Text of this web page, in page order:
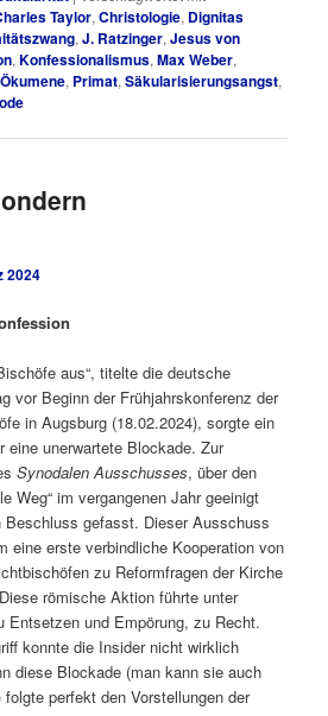
Taylor,Christologie, Dignitas
,J. Ratzinger,Jesus von
,Konfessionalismus,Max Weber,
Ökumene, Primat,Säkularisierungsangst,
2024
aus“, titelte die deutsche
vor Beginn der Frühjahrskonferenz der
in Augsburg (18.02.2024), sorgte ein
eine unerwartete Blockade. Zur
Synodalen Ausschusses, über den
Weg“ im vergangenen Jahr geeinigt
Beschluss gefasst. Dieser Ausschuss
eine erste verbindliche Kooperation von
zu Reformfragen der Kirche
römische Aktion führte unter
Entsetzen und Empörung, zu Recht.
konnte die Insider nicht wirklich
diese Blockade (man kann sie auch
folgte perfekt den Vorstellungen der